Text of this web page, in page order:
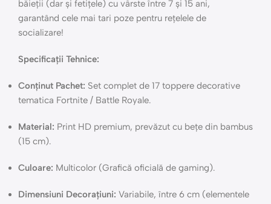
băieții (dar și fetițele) cu vârste între 7 și 15 ani,
garantând cele mai tari poze pentru rețelele de
socializare!
Specificații Tehnice:
Conținut Pachet: Set complet de 17 toppere decorative
tematica Fortnite / Battle Royale.
Material: Print HD premium, prevăzut cu bețe din bambus
(15 cm).
Culoare: Multicolor (Grafică oficială de gaming).
Dimensiuni Decorațiuni: Variabile, între 6 cm (elementele